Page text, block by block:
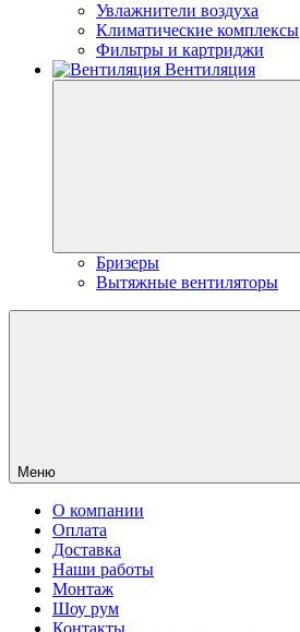
Увлажнители воздуха
Климатические комплексы
Фильтры и картриджи
Вентиляция
Бризеры
Вытяжные вентиляторы
Меню
О компании
Оплата
Доставка
Наши работы
Монтаж
Шоу рум
Контакты